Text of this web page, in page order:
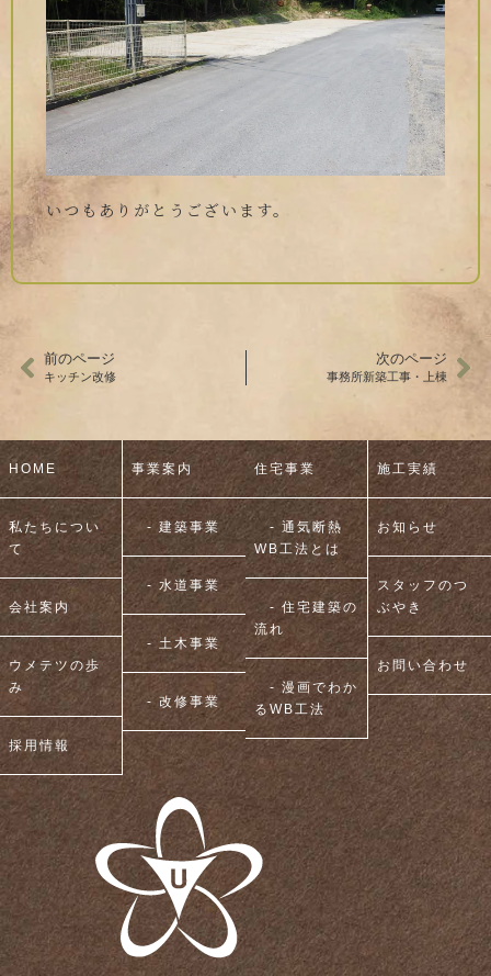
いつもありがとうございます。
前のページ
キッチン改修
次のページ
事務所新築工事・上棟
HOME
私たちについ
て
会社案内
ウメテツの歩
み
採用情報
事業案内
- 建築事業
- 水道事業
- 土木事業
- 改修事業
住宅事業
- 通気断熱
WB工法とは
- 住宅建築の
流れ
- 漫画でわか
るWB工法
施工実績
お知らせ
スタッフのつ
ぶやき
お問い合わせ